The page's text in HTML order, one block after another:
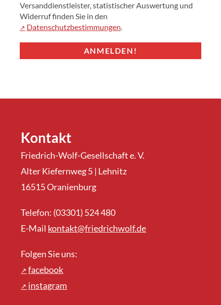
Versanddienstleister, statistischer Auswertung und
Widerruf finden Sie in den
Datenschutzbestimmungen.
Kontakt
Friedrich-Wolf-Gesellschaft e. V.
Alter Kiefernweg 5 | Lehnitz
16515 Oranienburg
Telefon: (03301) 524 480
E-Mail kontakt@friedrichwolf.de
Folgen Sie uns:
facebook
instagram